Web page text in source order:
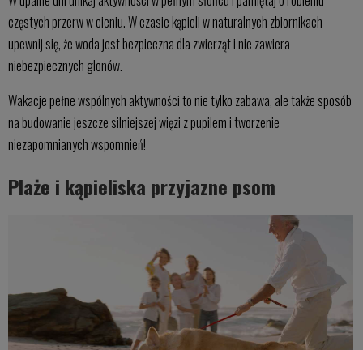
częstych przerw w cieniu. W czasie kąpieli w naturalnych zbiornikach
upewnij się, że woda jest bezpieczna dla zwierząt i nie zawiera
niebezpiecznych glonów.
Wakacje pełne wspólnych aktywności to nie tylko zabawa, ale także sposób
na budowanie jeszcze silniejszej więzi z pupilem i tworzenie
niezapomnianych wspomnień!
Plaże i kąpieliska przyjazne psom